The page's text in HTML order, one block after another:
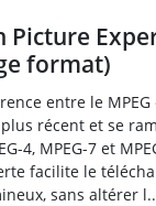
Picture
format)
entre le MPEG
récent et se
4, MPEG-7 et
facilite le
sans altérer